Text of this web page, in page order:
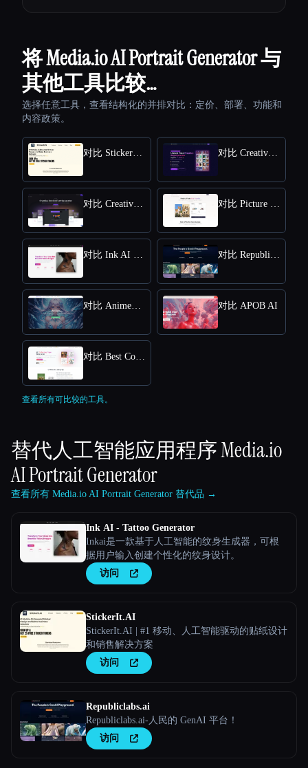
将 Media.io AI Portrait Generator 与
其他工具比较…
选择任意工具，查看结构化的并排对比：定价、部署、功能和
内容政策。
对比 StickerIt.AI 对比 CreativePixel
对比 Creative Fabrica 对比 Picture to Drawing
对比 Ink AI - Tattoo Generator 对比 Republiclabs.ai
对比 AnimeGenius 对比 APOB AI
对比 Best Coloring Pages AI
查看所有可比较的工具。
替代人工智能应用程序Media.io
AI Portrait Generator
查看所有 Media.io AI Portrait Generator 替代品 →
Ink AI - Tattoo Generator
Inkai是一款基于人工智能的纹身生成器，可根
据用户输入创建个性化的纹身设计。
访问
StickerIt.AI
StickerIt.AI | #1 移动、人工智能驱动的贴纸设计
和销售解决方案
访问
Republiclabs.ai
Republiclabs.ai-人民的 GenAI 平台！
访问